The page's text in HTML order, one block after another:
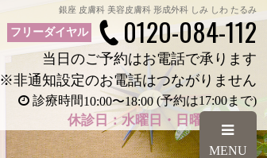
銀座 皮膚科 美容皮膚科 形成外科 しみ しわ たるみ
MENU
フリーダイヤル 0120-084-112
当日のご予約はお電話で承ります
※非通知設定のお電話はつながりません
診療時間10:00〜18:00 (予約は17:00まで)
休診日：水曜日・日曜日・祝日